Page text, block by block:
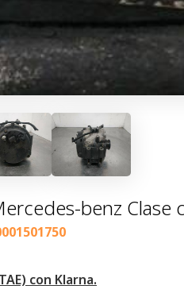
benz Clase
con Klarna.